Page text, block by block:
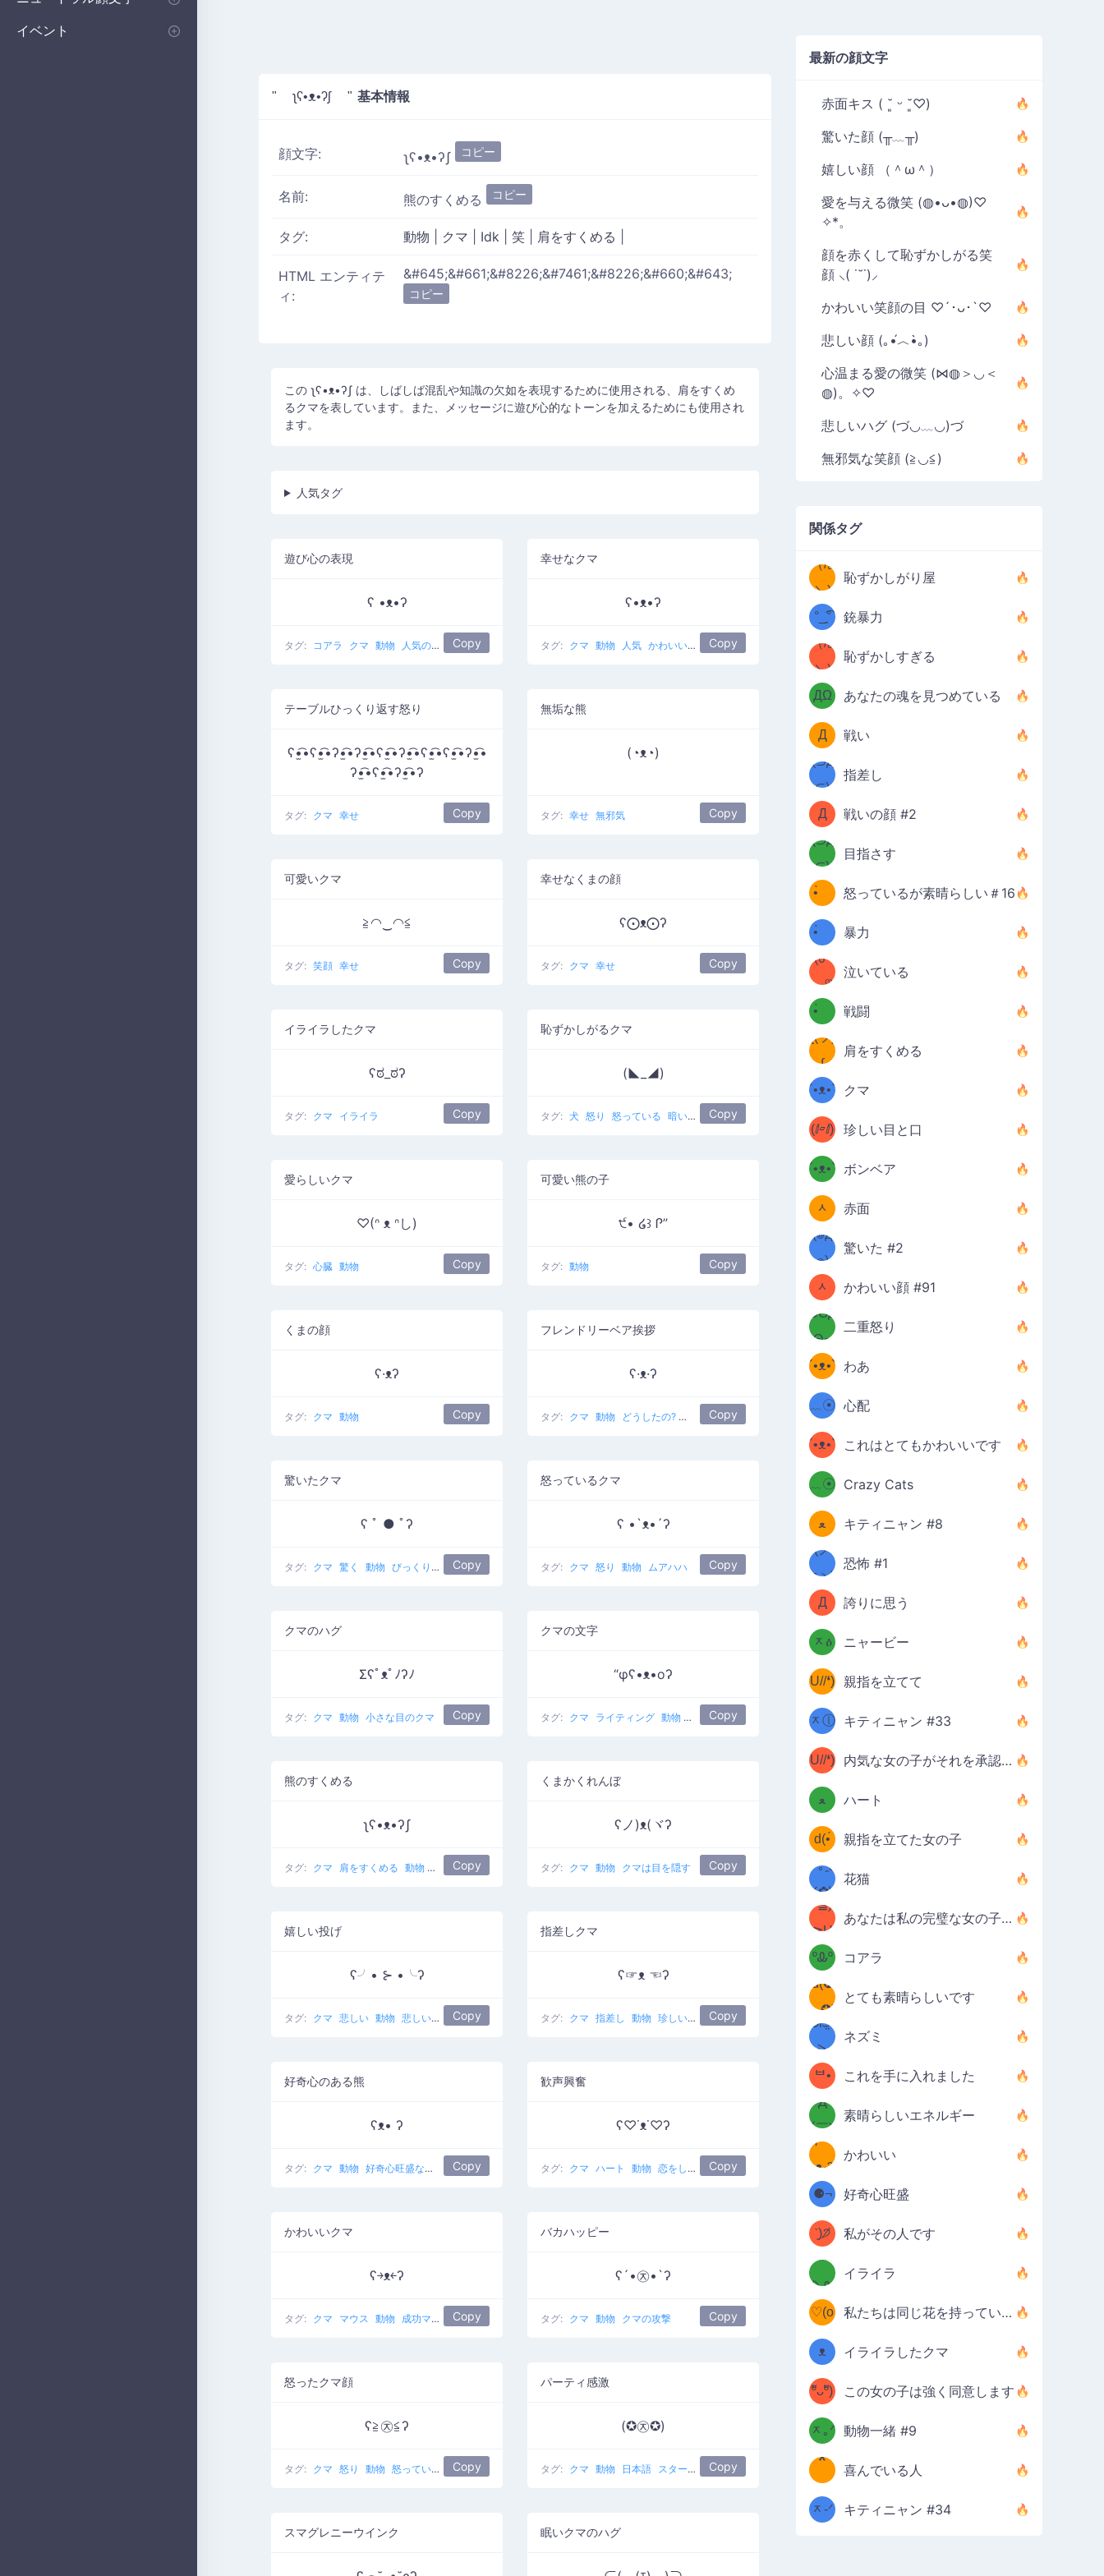
" ʅʕ•ᴥ•ʔʃ " 基本情報
顔文字: ʅʕ•ᴥ•ʔʃ コピー
名前: 熊のすくめる コピー
タグ: 動物 クマ Idk 笑 肩をすくめる
HTML エンティテ
ィ:
&#645;&#661;&#8226;&#7461;&#8226;&#660;&#643;
コピー
この ʅʕ•ᴥ•ʔʃ は、しばしば混乱や知識の欠如を表現するために使用される、肩をすくめ
るクマを表しています。また、メッセージに遊び心的なトーンを加えるためにも使用され
ます。
人気タグ
遊び心の表現
ʕ •ᴥ•ʔ
タグ: コアラ クマ 動物 人気のあります コアラ
Copy
幸せなクマ
ʕ•ᴥ•ʔ
タグ: クマ 動物 人気 かわいい 幸せCopy
テーブルひっくり返す怒り
ʕ•̫͡•ʕ•̫͡•ʔ•̫͡•ʔ•̫͡•ʕ•̫͡•ʔ•̫͡•ʕ•̫͡•ʕ•̫͡•ʔ•̫͡•
ʔ•̫͡•ʕ•̫͡•ʔ•̫͡•ʔ
タグ: クマ 幸せ Copy
無垢な熊
(◔ᴥ◔)
タグ: 幸せ 無邪気 Copy
可愛いクマ
≧◠‿◠≦
タグ: 笑顔 幸せ Copy
幸せなくまの顔
ʕ⨀ᴥ⨀ʔ
タグ: クマ 幸せ Copy
イライラしたクマ
ʕಠ_ಠʔ
タグ: クマ イライラ Copy
恥ずかしがるクマ
(◣_◢)
タグ: 犬 怒り 怒っている 暗い悪役 Copy
愛らしいクマ
♡(ᐢ ᴥ ᐢし)
タグ: 心臓 動物 Copy
可愛い熊の子
੯• ໒꒱ Ꮅ”
タグ: 動物 Copy
くまの顔
ʕ·ᴥʔ
タグ: クマ 動物 Copy
フレンドリーベア挨拶
ʕ·ᴥ·ʔ
タグ: クマ 動物 どうしたの? かわいいCopy
驚いたクマ
ʕ ﾟ ● ﾟʔ
タグ: クマ 驚く 動物 びっくりクマ Copy
怒っているクマ
ʕ •`ᴥ•´ʔ
タグ: クマ 怒り 動物 ムアハハ Copy
クマのハグ
Σʕﾟᴥﾟﾉʔﾉ
タグ: クマ 動物 小さな目のクマ Copy
クマの文字
“φʕ•ᴥ•oʔ
タグ: クマ ライティング 動物 クマのライティング
Copy
熊のすくめる
ʅʕ•ᴥ•ʔʃ
タグ: クマ 肩をすくめる 動物 Idk 笑
Copy
くまかくれんぼ
ʕノ)ᴥ(ヾʔ
タグ: クマ 動物 クマは目を隠す Copy
嬉しい投げ
ʕ╯• ⊱ •╰ʔ
タグ: クマ 悲しい 動物 悲しいクマ Copy
指差しクマ
ʕ☞ᴥ ☜ʔ
タグ: クマ 指差し 動物 珍しい目のクマ Copy
好奇心のある熊
ʕᴥ• ʔ
タグ: クマ 動物 好奇心旺盛なクマ Copy
歓声興奮
ʕ♡˙ᴥ˙♡ʔ
タグ: クマ ハート 動物 恋をしているクマ Copy
かわいいクマ
ʕ￫ᴥ￩ʔ
タグ: クマ マウス 動物 成功マウス かわいい
Copy
バカハッピー
ʕ´•㉨•`ʔ
タグ: クマ 動物 クマの攻撃 Copy
怒ったクマ顔
ʕ≧㉨≦ʔ
タグ: クマ 怒り 動物 怒っているクマ Copy
パーティ感激
(✪㉨✪)
タグ: クマ 動物 日本語 スターベア Copy
スマグレニーウインク 眠いクマのハグ
最新の顔文字
赤面キス ( ˘͈ ᵕ ˘͈♡)
驚いた顔 (╥﹏╥)
嬉しい顔 （＾ω＾）
愛を与える微笑 (◍•ᴗ•◍)♡
✧*。
顔を赤くして恥ずかしがる笑
顔 ⸜( ˙˘˙)⸝
かわいい笑顔の目 ♡´･ᴗ･`♡
悲しい顔 (｡•́︿•̀｡)
心温まる愛の微笑 (⋈◍＞◡＜
◍)。✧♡
悲しいハグ (づ◡﹏◡)づ
無邪気な笑顔 (≧◡≦)
関係タグ
（/｡
＼)
恥ずかしがり屋
̿' ̿'\̵͇̿̿
\з=( ͡
°_̯͡°
)=ε/̵͇̿̿/'̿
'̿ ̿
銃暴力
（/｡
＼)
恥ずかしすぎる
（Ω
ДΩ
）
あなたの魂を見つめている
（ง
Φ
Д
Φ）
ง
戦い
(⊃д
⊂)
指差し
（ง
Φ
Д
Φ）
ง
戦いの顔 #2
(⊃д
⊂)
目指さす
(ง
•̀ゝ
•́)ง
怒っているが素晴らしい＃16
(ง
•̀ゝ
•́)ง
暴力
(☍
﹏⁰)
泣いている
(ง
•̀ゝ
•́)ง
戦闘
ƪ(ツ)
∫
肩をすくめる
ʕ
´•ᴥ•`
ʔσ”
クマ
(ⅈ▱ⅈ) 珍しい目と口
ʕ
´•ᴥ•`
ʔσ”
ボンベア
(๑✪
ᆺ
✪๑)
赤面
(๏д
๏)
驚いた #2
(๑✪
ᆺ
✪๑)
かわいい顔 #91
๑Θд
Θ๑
二重怒り
ʕ
´•ᴥ•`
ʔ
わあ
ミ●
﹏☉
ミ
心配
ʕ
´•ᴥ•`
ʔ
これはとてもかわいいです
ミ●
﹏☉
ミ
Crazy Cats
(ﾐዋ
ﻌ
ዋﾐ)ﾉ
キティニャン #8
(ノ
дヽ)
恐怖 #1
(￣`
Д
´￣)
誇りに思う
(ﾐዕ
ᆽዕ
ﾐ)
ニャービー
(✿❛//
U//❛)
b
親指を立てて
(ﾐⓛ
ᆽⓛ
ﾐ)✧
キティニャン #33
(✿❛//
U//❛)
b
内気な女の子がそれを承認します
♡(ﾐ
ᵕ̣̣̣̣̣̣
ﻌ
ᵕ̣̣̣̣̣̣
ﾐ)ﾉ
ハート
(❁
⌒ں
⌒)b
d(•́
ں
•̀๑✿
親指を立てた女の子
/ᐠ｡ꞈ｡
ᐟ✿\
花猫
(✿≧
³≦)
≧U
≦✿)
あなたは私の完璧な女の子です
₍ᐢ｡
ºᎲº
｡ᐢ₎
コアラ
d(✪
‿✪)
とても素晴らしいです
ᘛ⁐̤ᕐ
ᑀ
ネズミ
( •̀
ᄇ•
́)ﻭ✧
これを手に入れました
(￣`
Д
´￣)
素晴らしいエネルギー
ʕ
·ᴥ·ʔ
かわいい
╭
⚈¬
⚈╮
好奇心旺盛
(੭ˊ͈
꒵
ˋ͈)੭̸
*
✧⁺˚
私がその人です
ᶠᵉᵉᵈ
ᵐᵉ
/ᐠ-ⱉ-
ᐟ\ﾉ
イライラ
(❀ˆ
ωˆ)
♡(o
ᴗo❀
)
私たちは同じ花を持っています
ʕ
–
ᴥ
–
ʔ
イライラしたクマ
d(✿
ºัᴗºั)
b
この女の子は強く同意します
ฅ/ᐠ｡
ᆽ｡ᐟ
\
動物一緒 #9
［
；
*
＿
*
喜んでいる人
/ᐠ-
ᆽ-ᐟ
キティニャン #34
謝罪の顔文字
おねだりかおもじ
指差しかおもじ
かおもじを突く
肩をすくめる
考える
恥ずかしいかおもじ
イベント